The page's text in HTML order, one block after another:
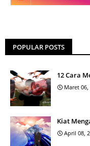
POPULAR POSTS
12 Cara
Maret 06,
Kiat
April 08,